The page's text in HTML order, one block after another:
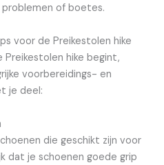
of boetes.
voor de Preikestolen hike
hike begint,
voorbereidings- en
je deel:
die geschikt zijn voor
dat je schoenen goede grip